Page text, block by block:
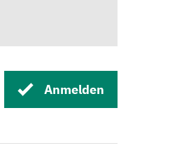
Anmelden